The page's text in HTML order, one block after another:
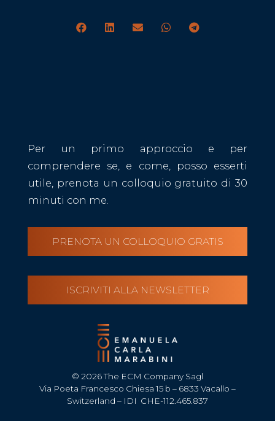
Per un primo approccio e per
comprendere se, e come, posso esserti
utile, prenota un colloquio gratuito di 30
minuti con me.
PRENOTA UN COLLOQUIO GRATIS
ISCRIVITI ALLA NEWSLETTER
© 2026 The ECM Company Sagl
Via Poeta Francesco Chiesa 15 b – 6833 Vacallo –
Switzerland – IDI CHE-112.465.837